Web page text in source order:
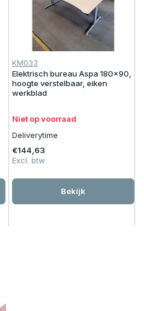
KM033
Elektrisch bureau Aspa 180x90,
hoogte verstelbaar, eiken
werkblad
Niet op voorraad
Deliverytime
€144,63
Excl. btw
Bekijk